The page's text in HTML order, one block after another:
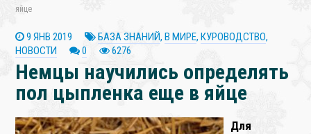
яйце
9 ЯНВ 2019 БАЗА ЗНАНИЙ,В МИРЕ,КУРОВОДСТВО,
НОВОСТИ
0 6276
Немцы научились определять
пол цыпленка еще в яйце
Для
❄